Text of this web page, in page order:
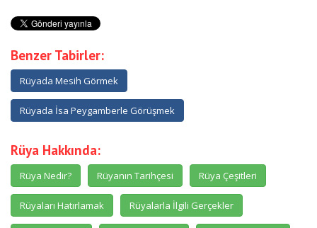
Benzer Tabirler:
Rüyada Mesih Görmek
Rüyada İsa Peygamberle Görüşmek
Rüya Hakkında:
Rüya Nedir? Rüyanın Tarihçesi Rüya Çeşitleri
Rüyaları Hatırlamak Rüyalarla İlgili Gerçekler